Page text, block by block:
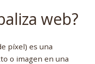
web?
píxel) es una
o imagen en una